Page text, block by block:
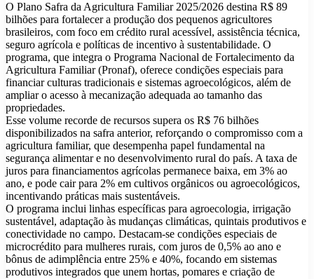
O Plano Safra da Agricultura Familiar 2025/2026 destina R$ 89
bilhões para fortalecer a produção dos pequenos agricultores
brasileiros, com foco em crédito rural acessível, assistência técnica,
seguro agrícola e políticas de incentivo à sustentabilidade. O
programa, que integra o Programa Nacional de Fortalecimento da
Agricultura Familiar (Pronaf), oferece condições especiais para
financiar culturas tradicionais e sistemas agroecológicos, além de
ampliar o acesso à mecanização adequada ao tamanho das
propriedades.
Esse volume recorde de recursos supera os R$ 76 bilhões
disponibilizados na safra anterior, reforçando o compromisso com a
agricultura familiar, que desempenha papel fundamental na
segurança alimentar e no desenvolvimento rural do país. A taxa de
juros para financiamentos agrícolas permanece baixa, em 3% ao
ano, e pode cair para 2% em cultivos orgânicos ou agroecológicos,
incentivando práticas mais sustentáveis.
O programa inclui linhas específicas para agroecologia, irrigação
sustentável, adaptação às mudanças climáticas, quintais produtivos e
conectividade no campo. Destacam-se condições especiais de
microcrédito para mulheres rurais, com juros de 0,5% ao ano e
bônus de adimplência entre 25% e 40%, focando em sistemas
produtivos integrados que unem hortas, pomares e criação de